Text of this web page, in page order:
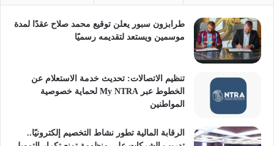
طرابزون سبور يعلن توقيع محمد صلاح عقدًا لمدة
موسمين ويستعد لتقديمه رسميًا
تنظيم الاتصالات: تحديث خدمة الاستعلام عن
الخطوط عبر My NTRA لحماية خصوصية
المواطنين
الرقابة المالية تطور نشاط التخصيم إلكترونيًا..